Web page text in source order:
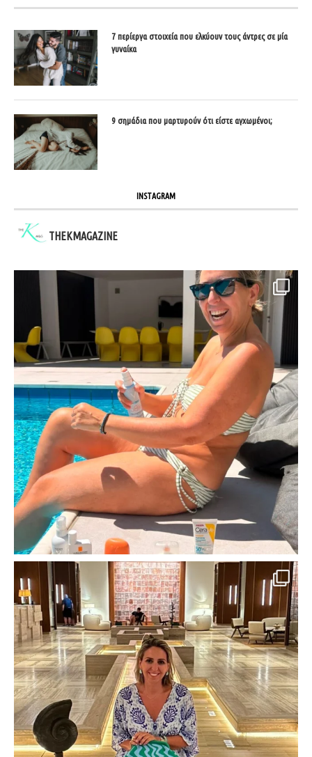
7 περίεργα στοιχεία που ελκύουν τους άντρες σε μία
γυναίκα
9 σημάδια που μαρτυρούν ότι είστε αγχωμένοι;
INSTAGRAM
THEKMAGAZINE